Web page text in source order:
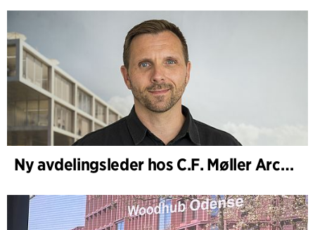
Ny avdelingsleder hos C.F. Møller Architects i København